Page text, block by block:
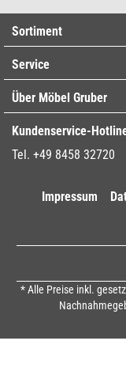
Sortiment
Service
Über Möbel Gruber
Kundenservice-
Tel. +49 8458 32720
Impressum
* Alle Preise inkl.